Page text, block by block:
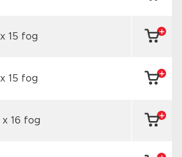
x 15 fog
x 15 fog
x 16 fog